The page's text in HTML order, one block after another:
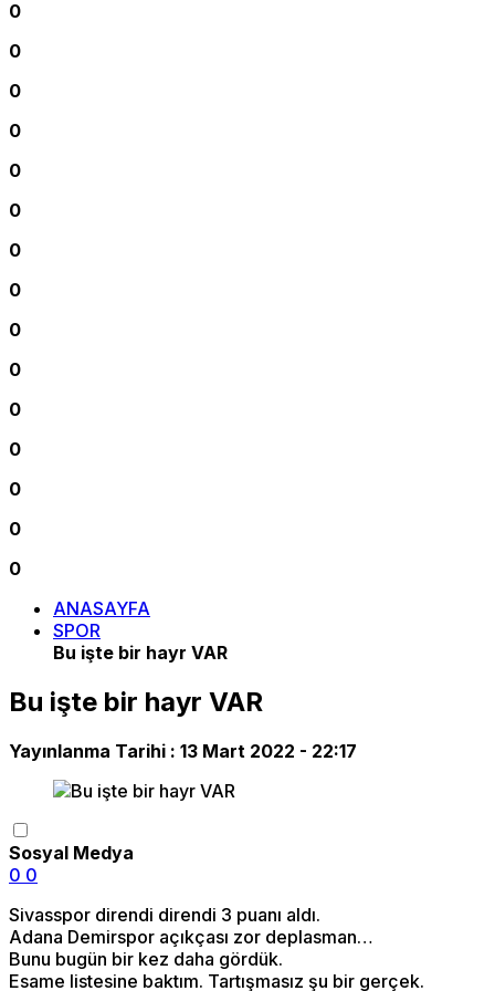
0
0
0
0
0
0
0
0
0
0
0
0
0
0
0
ANASAYFA
SPOR
Bu işte bir hayr VAR
Bu işte bir hayr VAR
Yayınlanma Tarihi : 13 Mart 2022 - 22:17
Sosyal Medya
0 0
Sivasspor direndi direndi 3 puanı aldı.
Adana Demirspor açıkçası zor deplasman…
Bunu bugün bir kez daha gördük.
Esame listesine baktım. Tartışmasız şu bir gerçek.